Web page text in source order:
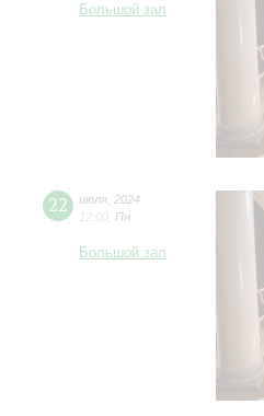
Большой зал
22 июля 2024
12:00 Пн
Большой зал